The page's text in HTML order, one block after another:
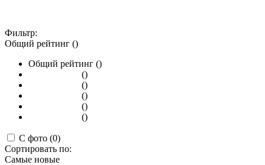
Фильтр:
Общий рейтинг ()
Общий рейтинг ()
()
()
()
()
()
С фото (0)
Сортировать по:
Самые новые